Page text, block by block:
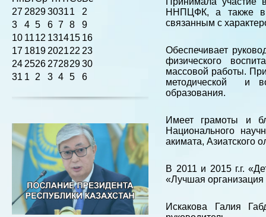
27 282930311
2
3
4 5 6 7 8
9
10 1112 131415 16
17 1819 202122 23
24 2526 27282930
31 1 2 3 4 5 6
ННПЦФК, а также в
связанным с
Обеспечивает
физического
массовой работы.
методической и
образования.
Имеет грамоты и
Национального
акимата, Азиатского
В 2011 и 2015 г.г.
«Лучшая организация
Искакова Галия